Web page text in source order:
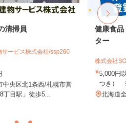
清掃員
サービス株式会社/ssp260
中央区北1条西/札幌市営
丁目駅」徒歩5...
健康食品
ター
株式会社
5,000円
つき）
北海道